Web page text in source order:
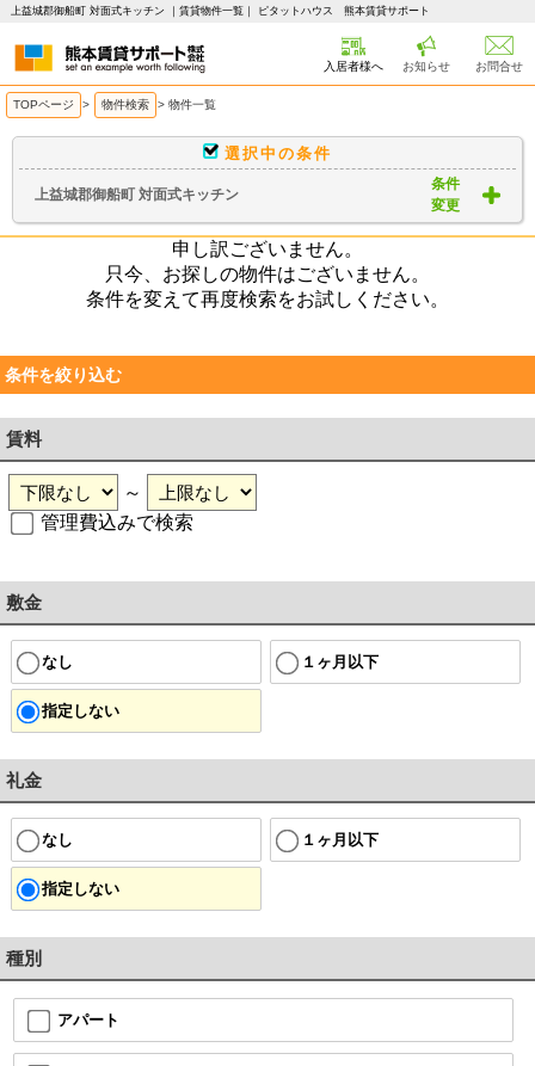
上益城郡御船町 対面式キッチン ｜賃貸物件一覧｜ ピタットハウス 熊本賃貸サポート
入居者様へ お知らせ お問合せ
TOPページ > 物件検索 > 物件一覧
選択中の条件
上益城郡御船町 対面式キッチン
条件
変更
申し訳ございません。
只今、お探しの物件はございません。
条件を変えて再度検索をお試しください。
条件を絞り込む
賃料
～
管理費込みで検索
敷金
なし １ヶ月以下
指定しない
礼金
なし １ヶ月以下
指定しない
種別
アパート